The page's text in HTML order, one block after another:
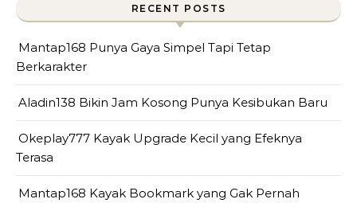
RECENT POSTS
Mantap168 Punya Gaya Simpel Tapi Tetap
Berkarakter
Aladin138 Bikin Jam Kosong Punya Kesibukan Baru
Okeplay777 Kayak Upgrade Kecil yang Efeknya
Terasa
Mantap168 Kayak Bookmark yang Gak Pernah